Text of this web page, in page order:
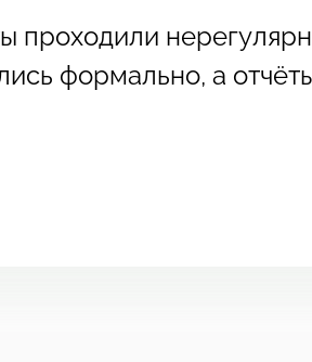
проходили
формально, а